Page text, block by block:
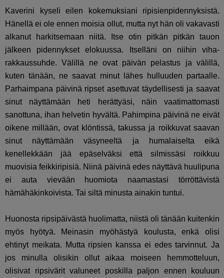
Kaverini kyseli eilen kokemuksiani ripisienpidennyksistä.
Hänellä ei ole ennen moisia ollut, mutta nyt hän oli vakavasti
alkanut harkitsemaan niitä. Itse otin pitkän pitkän tauon
jälkeen pidennykset elokuussa. Itselläni on niihin viha-
rakkaussuhde. Välillä ne ovat päivän pelastus ja välillä,
kuten tänään, ne saavat minut lähes hulluuden partaalle.
Parhaimpana päivinä ripset asettuvat täydellisesti ja saavat
sinut näyttämään heti herättyäsi, näin vaatimattomasti
sanottuna, ihan helvetin hyvältä. Pahimpina päivinä ne eivät
oikene millään, ovat klöntissä, takussa ja roikkuvat saavan
sinut näyttämään väsyneeltä ja humalaiselta eikä
kenellekkään jää epäselväksi että silmissäsi roikkuu
muovisia feikkiripisiä. Niinä päivinä edes näyttävä huulipuna
ei auta vievään huomiota naamastasi törröttävistä
hämähäkinkoivista. Tai siltä minusta ainakin tuntui.
Huonosta ripsipäivästä huolimatta, niistä oli tänään kuitenkin
myös hyötyä. Meinasin myöhästyä koulusta, enkä olisi
ehtinyt meikata. Mutta ripsien kanssa ei edes tarvinnut. Ja
jos minulla olisikin ollut aikaa moiseen hemmotteluun,
olisivat ripsivärit valuneet poskilla paljon ennen kouluun